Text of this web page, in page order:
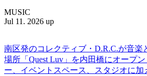
MUSIC
Jul 11. 2026 up
南区発のコレクティブ・D.R.C.が⾳楽
場所「Quest Luv」を内田橋にオープ
ー、イベントスペース、スタジオに